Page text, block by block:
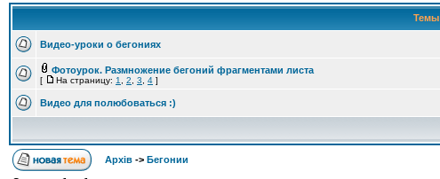
Темы
Видео-уроки о бегониях
Фотоурок. Размножение бегоний фрагментами листа
[ На страницу: 1 2 3 4 ]
Видео для полюбоваться :)
Архів -> Бегонии